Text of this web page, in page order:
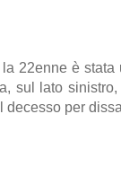
22enne è
sul lato
per